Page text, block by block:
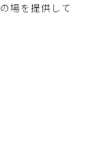
場を提供して